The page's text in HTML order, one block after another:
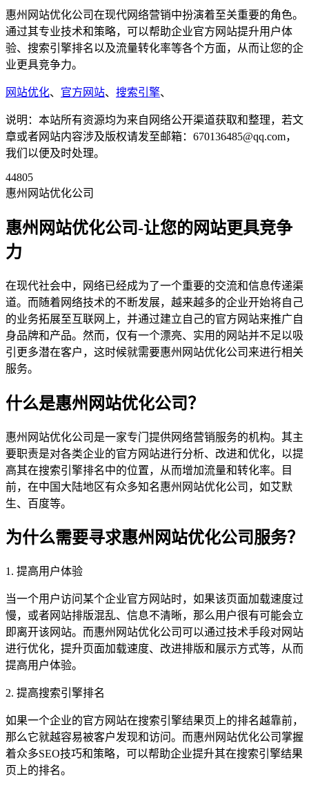
惠州网站优化公司在现代网络营销中扮演着至关重要的角色。
通过其专业技术和策略，可以帮助企业官方网站提升用户体
验、搜索引擎排名以及流量转化率等各个方面，从而让您的企
业更具竞争力。
网站优化、 官方网站、 搜索引擎、
说明：本站所有资源均为来自网络公开渠道获取和整理，若文
章或者网站内容涉及版权请发至邮箱：670136485@qq.com，
我们以便及时处理。
44805
惠州网站优化公司
惠州网站优化公司-让您的网站更具竞争
力
在现代社会中，网络已经成为了一个重要的交流和信息传递渠
道。而随着网络技术的不断发展，越来越多的企业开始将自己
的业务拓展至互联网上，并通过建立自己的官方网站来推广自
身品牌和产品。然而，仅有一个漂亮、实用的网站并不足以吸
引更多潜在客户，这时候就需要惠州网站优化公司来进行相关
服务。
什么是惠州网站优化公司？
惠州网站优化公司是一家专门提供网络营销服务的机构。其主
要职责是对各类企业的官方网站进行分析、改进和优化，以提
高其在搜索引擎排名中的位置，从而增加流量和转化率。目
前，在中国大陆地区有众多知名惠州网站优化公司，如艾默
生、百度等。
为什么需要寻求惠州网站优化公司服务？
1. 提高用户体验
当一个用户访问某个企业官方网站时，如果该页面加载速度过
慢，或者网站排版混乱、信息不清晰，那么用户很有可能会立
即离开该网站。而惠州网站优化公司可以通过技术手段对网站
进行优化，提升页面加载速度、改进排版和展示方式等，从而
提高用户体验。
2. 提高搜索引擎排名
如果一个企业的官方网站在搜索引擎结果页上的排名越靠前，
那么它就越容易被客户发现和访问。而惠州网站优化公司掌握
着众多SEO技巧和策略，可以帮助企业提升其在搜索引擎结果
页上的排名。